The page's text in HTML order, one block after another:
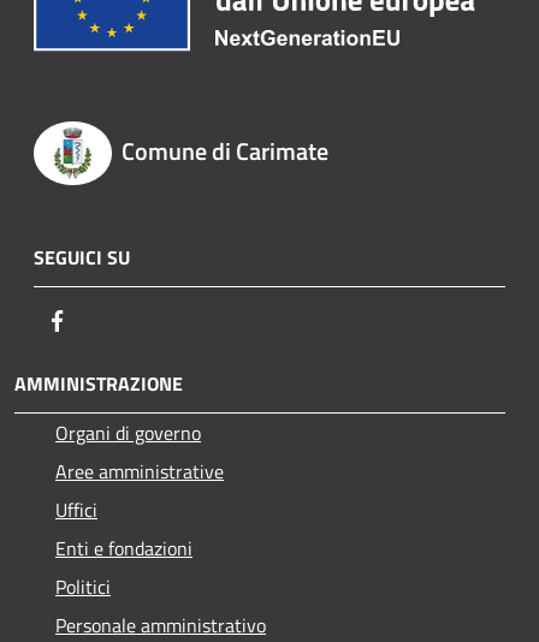
Comune di Carimate
SEGUICI SU
AMMINISTRAZIONE
Organi di governo
Aree amministrative
Uffici
Enti e fondazioni
Politici
Personale amministrativo